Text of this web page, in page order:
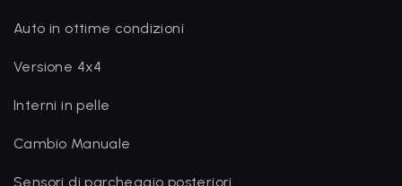
Auto in ottime condizioni
Versione 4x4
Interni in pelle
Cambio Manuale
Sensori di parcheggio posteriori